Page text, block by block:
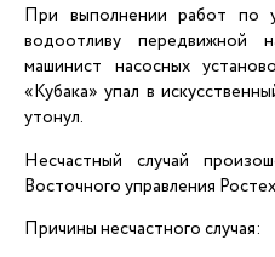
При выполнении работ по
водоотливу передвижной
машинист насосных
«Кубака» упал в
утонул.
Несчастный случай
Восточного управления
Причины несчастного случая: